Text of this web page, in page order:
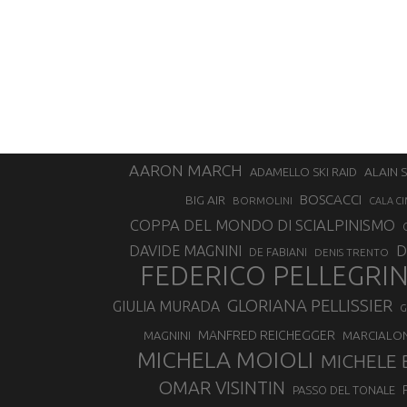
AARON MARCH ADAMELLO SKI RAID ALAIN
BIG AIR
BORMOLINI BOSCACCI CALA
COPPA DEL MONDO DI SCIALPINISMO
DAVIDE MAGNINI DE FABIANI DENIS TRENTO
FEDERICO
GIULIA MURADA GLORIANA PELLISSIER
MAGNINI MANFRED REICHEGGER
MICHELA MOIOLI MICHELE
OMAR VISINTIN PASSO DEL TONALE